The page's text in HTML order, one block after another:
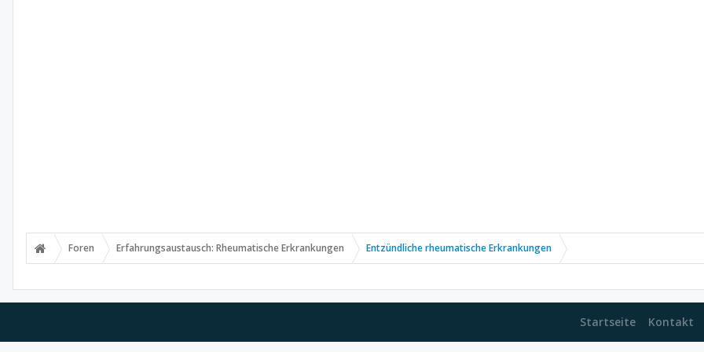
Foren Erfahrungsaustausch: Rheumatische Erkrankungen Entzündliche rheumatische Erkrankungen
Startseite Kontakt